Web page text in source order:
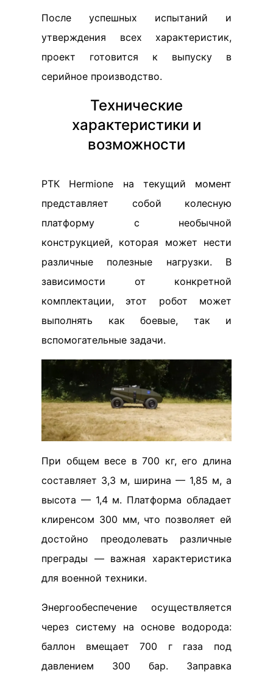
После успешных испытаний и
утверждения всех характеристик,
проект готовится к выпуску в
серийное производство.
Технические
характеристики и
возможности
РТК Hermione на текущий момент
представляет собой колесную
платформу с необычной
конструкцией, которая может нести
различные полезные нагрузки. В
зависимости от конкретной
комплектации, этот робот может
выполнять как боевые, так и
вспомогательные задачи.
При общем весе в 700 кг, его длина
составляет 3,3 м, ширина — 1,85 м, а
высота — 1,4 м. Платформа обладает
клиренсом 300 мм, что позволяет ей
достойно преодолевать различные
преграды — важная характеристика
для военной техники.
Энергообеспечение осуществляется
через систему на основе водорода:
баллон вмещает 700 г газа под
давлением 300 бар. Заправка